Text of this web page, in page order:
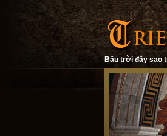
Bầu trời đầy sao